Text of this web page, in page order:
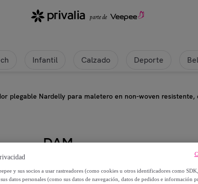
Infantil Calzado Deporte
plegable Nardelly para maletero en non-woven
DAM
Organizador plegable Nardelly
con asas, bolsillo frontal y base
y sus socios a usar rastreadores (como cookies u otros identificadores como
datos personales (como sus datos de navegación, datos de pedidos e información